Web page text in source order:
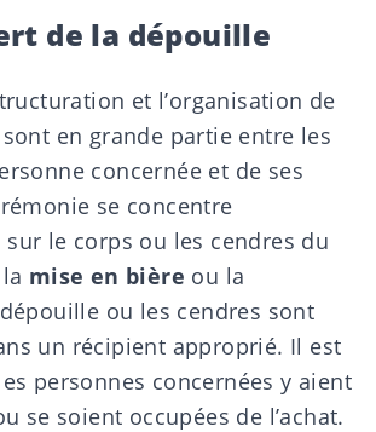
de la dépouille
et l’organisation de
en grande partie entre les
concernée et de ses
se concentre
le corps ou les cendres du
mise en bière ou la
ou les cendres sont
un récipient approprié. Il est
personnes concernées y aient
se soient occupées de l’achat.